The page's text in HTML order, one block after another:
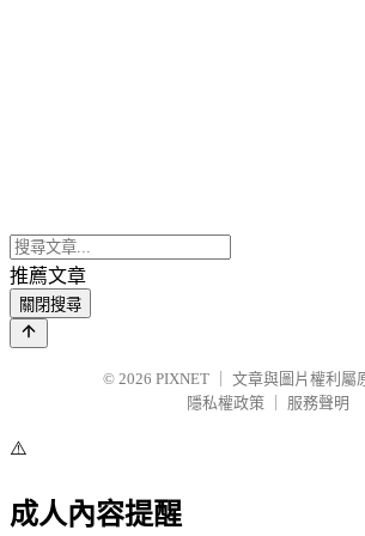
推薦文章
關閉搜尋
© 2026 PIXNET
文章與圖片權利屬
隱私權政策
服務聲明
⚠️
成人內容提醒